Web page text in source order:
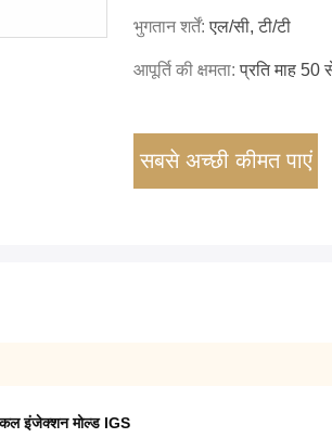
भुगतान शर्तें:एल/सी, टी/टी
आपूर्ति की क्षमता:प्रति माह 50
सबसे अच्छी कीमत पाएं
इंजेक्शन मोल्ड IGS